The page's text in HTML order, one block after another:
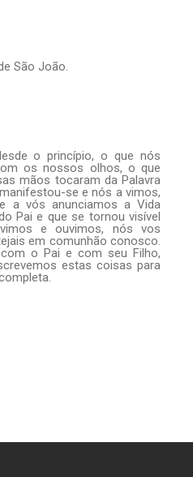
São João.
o princípio, o que nós
os nossos olhos, o que
mãos tocaram da Palavra
se e nós a vimos,
a vós anunciamos a Vida
Pai e que se tornou visível
e ouvimos, nós vos
em comunhão conosco.
o Pai e com seu Filho,
estas coisas para